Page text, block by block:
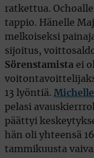
ratkettua.
tappio. Hänelle
melkoiseksi
sijoitus,
Sörenstamista ei
13 lyöntiä.
pelasi
päättyi
hän oli yhteensä
tammikuusta